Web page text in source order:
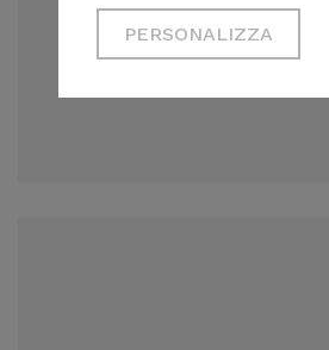
Cookie tecnici
Necessari per
PERSONALIZZA